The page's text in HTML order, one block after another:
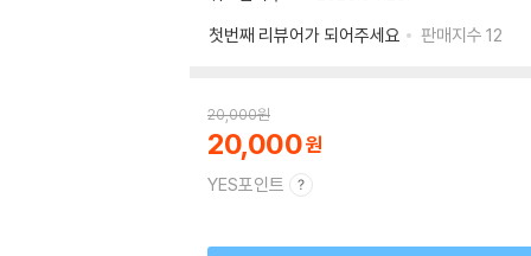
첫번째 리뷰어가 되어주세요
판매지수 12
20,000원
20,000
YES포인트